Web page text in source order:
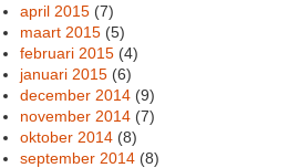
april 2015 (7)
maart 2015 (5)
februari 2015 (4)
januari 2015 (6)
december 2014 (9)
november 2014 (7)
oktober 2014 (8)
september 2014 (8)